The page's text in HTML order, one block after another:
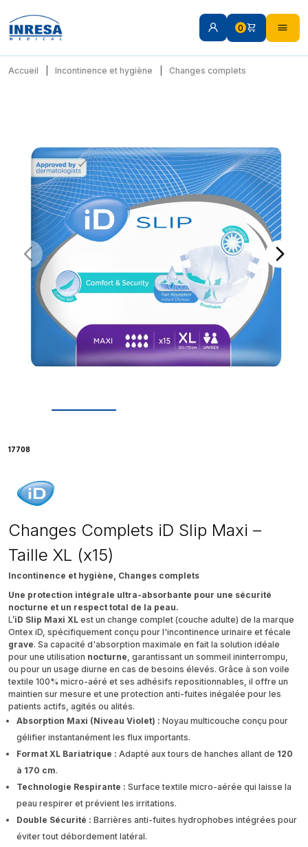
0
Accueil Incontinence et hygiène Changes complets
17708
Changes Complets iD Slip Maxi –
Taille XL (x15)
Incontinence et hygiène, Changes complets
Une protection intégrale ultra-absorbante pour une sécurité
nocturne et un respect total de la peau.
L’iD Slip Maxi XL est un change complet (couche adulte) de la marque
Ontex iD, spécifiquement conçu pour l'incontinence urinaire et fécale
grave. Sa capacité d'absorption maximale en fait la solution idéale
pour une utilisation nocturne, garantissant un sommeil ininterrompu,
ou pour un usage diurne en cas de besoins élevés. Grâce à son voile
textile 100% micro-aéré et ses adhésifs repositionnables, il offre un
maintien sur mesure et une protection anti-fuites inégalée pour les
patients actifs, agités ou alités.
Absorption Maxi (Niveau Violet) : Noyau multicouche conçu pour
gélifier instantanément les flux importants.
Format XL Bariatrique : Adapté aux tours de hanches allant de 120
à 170 cm.
Technologie Respirante : Surface textile micro-aérée qui laisse la
peau respirer et prévient les irritations.
Double Sécurité : Barrières anti-fuites hydrophobes intégrées pour
éviter tout débordement latéral.